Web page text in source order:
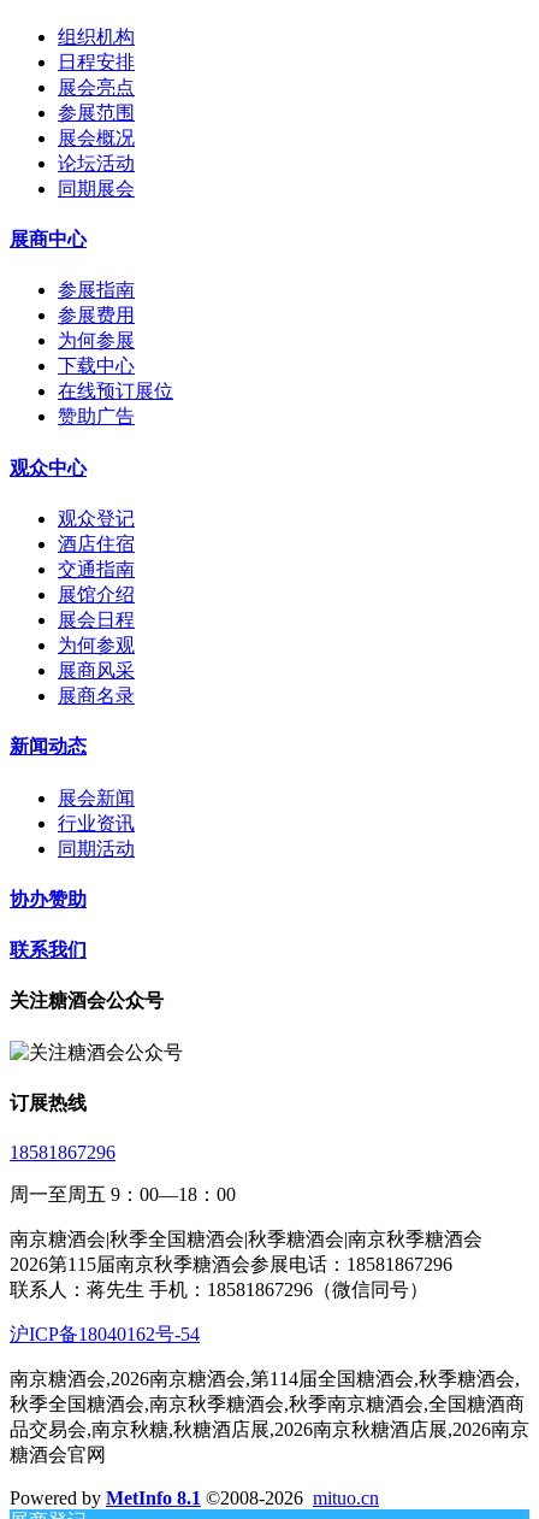
组织机构
日程安排
展会亮点
参展范围
展会概况
论坛活动
同期展会
展商中心
参展指南
参展费用
为何参展
下载中心
在线预订展位
赞助广告
观众中心
观众登记
酒店住宿
交通指南
展馆介绍
展会日程
为何参观
展商风采
展商名录
新闻动态
展会新闻
行业资讯
同期活动
协办赞助
联系我们
关注糖酒会公众号
订展热线
18581867296
周一至周五 9：00—18：00
南京糖酒会|秋季全国糖酒会|秋季糖酒会|南京秋季糖酒会
2026第115届南京秋季糖酒会参展电话：18581867296
联系人：蒋先生 手机：18581867296（微信同号）
沪ICP备18040162号-54
南京糖酒会,2026南京糖酒会,第114届全国糖酒会,秋季糖酒会,
秋季全国糖酒会,南京秋季糖酒会,秋季南京糖酒会,全国糖酒商
品交易会,南京秋糖,秋糖酒店展,2026南京秋糖酒店展,2026南京
糖酒会官网
Powered by MetInfo 8.1 ©2008-2026 mituo.cn